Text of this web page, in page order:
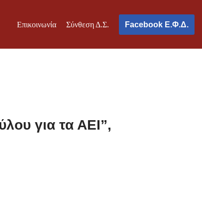
Επικοινωνία Σύνθεση Δ.Σ. Facebook Ε.Φ.Δ.
για τα ΑΕΙ”,